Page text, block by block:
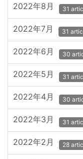
2022年8月 31
2022年7月 31
2022年6月 30
2022年5月 31
2022年4月 30
2022年3月 31
2022年2月 28